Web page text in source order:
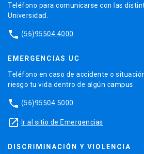
Teléfono para comunicarse con las
Universidad.
phone (56)95504 4000
EMERGENCIAS UC
Teléfono en caso de accidente o
riesgo tu vida dentro de algún campus.
phone (56)95504 5000
launch Ir al sitio de Emergencias
DISCRIMINACIÓN Y VIOLENCIA